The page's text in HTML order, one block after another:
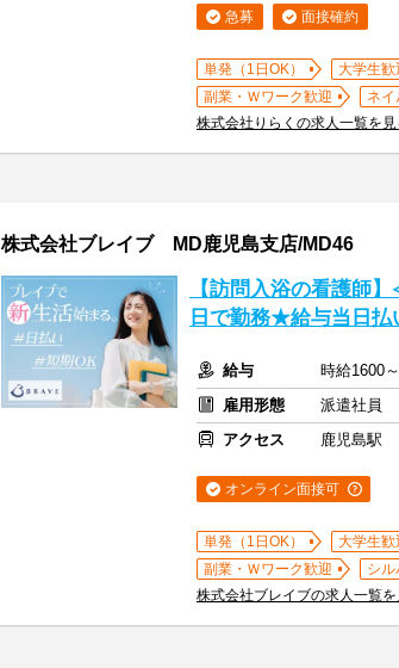
急募 面接確約
単発（1日OK） 大学生歓
副業・Ｗワーク歓迎
ネイ
株式会社りらくの求人一覧を見
株式会社ブレイブ MD鹿児島支店/MD46
【訪問入浴の看護師
日で勤務★給与当日払
給与
時給1600
雇用形態
派遣社員
アクセス
鹿児島駅
オンライン面接可
単発（1日OK） 大学生歓
副業・Ｗワーク歓迎
シル
株式会社ブレイブの求人一覧を